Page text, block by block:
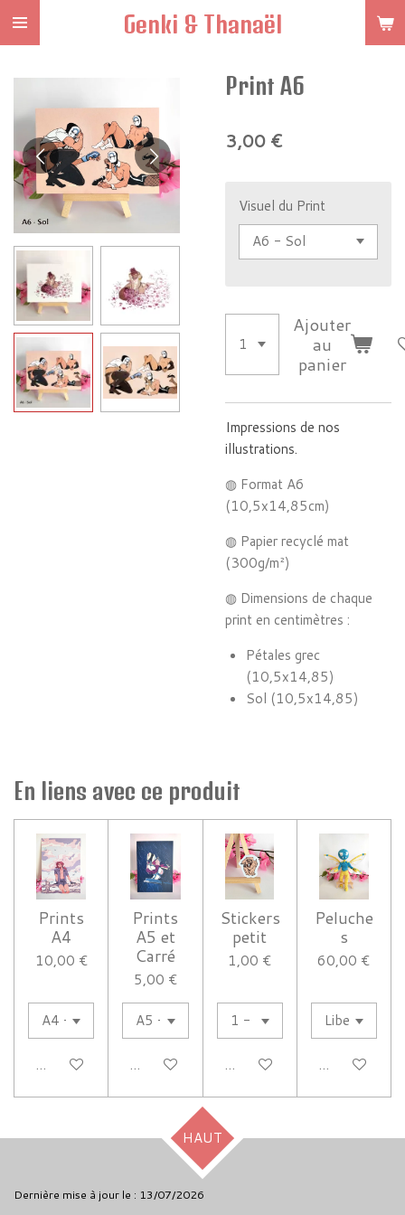
Passer
Genki & Thanaël
Print A6
3,00 €
Visuel du Print
Ajouter
au
panier
Impressions de nos
illustrations.
◍ Format A6
(10,5x14,85cm)
◍ Papier recyclé mat
(300g/m²)
◍ Dimensions de chaque
print en centimètres :
Pétales grec
(10,5x14,85)
Sol (10,5x14,85)
En liens avec ce produit
Prints
A4
10,00 €
Ajouter au panier
Prints
A5 et
Carré
5,00 €
Ajouter au panier
Stickers
petit
1,00 €
Ajouter au panier
Peluche
s
60,00 €
Voir les
HAUT
Dernière mise à jour le : 13/07/2026